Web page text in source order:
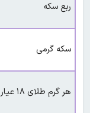
ربع سکه
سکه گرمی
هر گرم طلای ۱۸ عیار